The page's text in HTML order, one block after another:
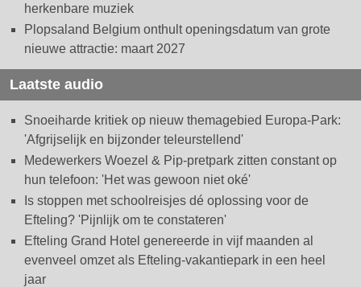
herkenbare muziek
Plopsaland Belgium onthult openingsdatum van grote
nieuwe attractie: maart 2027
Laatste audio
Snoeiharde kritiek op nieuw themagebied Europa-Park:
'Afgrijselijk en bijzonder teleurstellend'
Medewerkers Woezel & Pip-pretpark zitten constant op
hun telefoon: 'Het was gewoon niet oké'
Is stoppen met schoolreisjes dé oplossing voor de
Efteling? 'Pijnlijk om te constateren'
Efteling Grand Hotel genereerde in vijf maanden al
evenveel omzet als Efteling-vakantiepark in een heel
jaar